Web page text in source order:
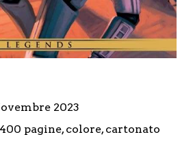
2023
400 pagine, colore, cartonato